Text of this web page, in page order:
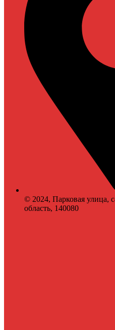
© 2024, Парковая улица,
область, 140080